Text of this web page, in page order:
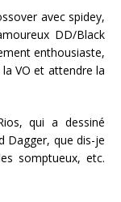
avec spidey,
DD/Black
enthousiaste,
VO et attendre la
qui a dessiné
Dagger, que dis-je
somptueux, etc.